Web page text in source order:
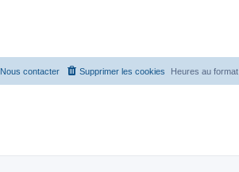
Heures au format
Supprimer les cookies
Nous contacter